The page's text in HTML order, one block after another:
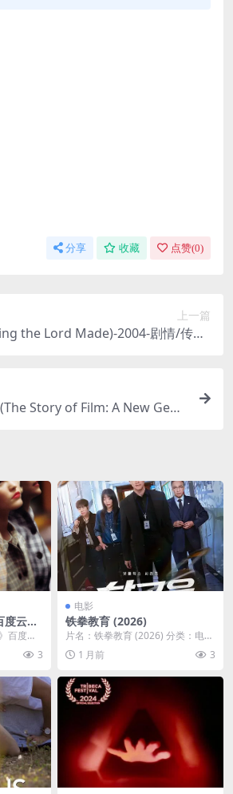
分享 收藏 点赞(0)
上一篇
the Lord Made)-2004-剧情/传记/
携手开创了现代心脏外科手术，创造
了医学史上的“神迹”👨🏿‍⚕️｜
Story of Film: A New Gene
，用他独特的视角，回顾了21世
展与革新，从《小丑》到《寄
视我们这个时代的电影🎬｜
度云网
字.(20
百度云
.(200
3
电影
铁拳教育 (2026)
片名：铁拳教育 (2026) 分类：电影
年份：2026 详情介绍 2026年上...
1 月前 3